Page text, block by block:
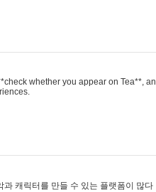
whether you appear on Tea**, an
캐릭터를 만들 수 있는 플랫폼이 많다